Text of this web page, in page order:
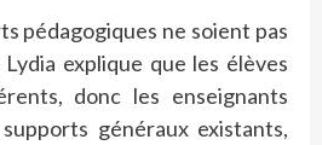
pédagogiques ne soient pas
explique que les élèves
donc les enseignants
généraux existants,